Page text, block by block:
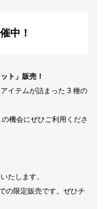
中！
ト」販売！
イテムが詰まった 3 種の
機会にぜひご利用くださ
たします。
の限定販売です。ぜひチ